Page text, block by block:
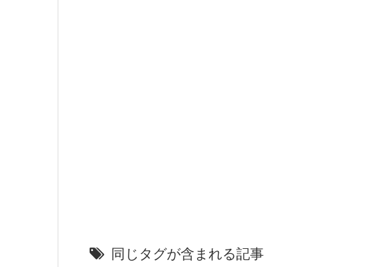
同じタグが含まれる記事